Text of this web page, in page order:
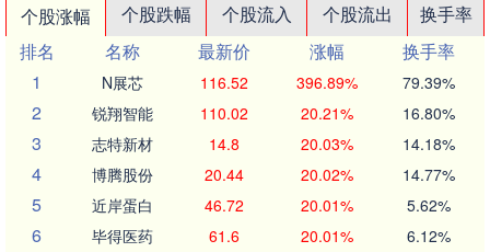
个股涨幅 个股跌幅 个股流入 个股流出
换手率
排名
名称 最新价 涨幅
换手率
1
N展芯 116.52 396.89% 79.39%
2 锐翔智能 110.02 20.21% 16.80%
3 志特新材 14.8 20.03% 14.18%
4 博腾股份 20.44 20.02% 14.77%
5 近岸蛋白 46.72 20.01% 5.62%
6 毕得医药 61.6 20.01% 6.12%